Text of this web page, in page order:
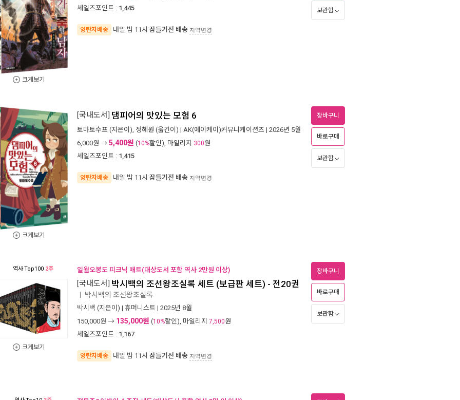
크게보기
세일즈포인트 : 1,445
양탄자배송 내일 밤 11시 잠들기전 배송 지역변경
보관함
크게보기
[국내도서] 댐피어의 맛있는 모험 6
토마토수프 (지은이), 정혜원 (옮긴이) | AK(에이케이)커뮤니케이션즈 | 2026년 5월
6,000원 → 5,400원 (10%할인), 마일리지 300원
세일즈포인트 : 1,415
양탄자배송 내일 밤 11시 잠들기전 배송 지역변경
장바구니
바로구매
보관함
역사Top100 2주
크게보기
일월오봉도 피크닉 매트(대상도서 포함 역사 2만원 이상)
[국내도서] 박시백의 조선왕조실록 세트 (보급판 세트) - 전20권
박시백의 조선왕조실록
박시백 (지은이) | 휴머니스트 | 2025년 8월
150,000원 → 135,000원 (10%할인), 마일리지 7,500원
세일즈포인트 : 1,167
양탄자배송 내일 밤 11시 잠들기전 배송 지역변경
장바구니
바로구매
보관함